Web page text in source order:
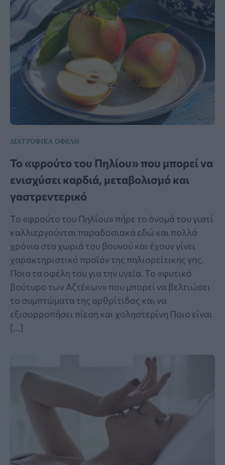
ΔΙΑΤΡΟΦΙΚΑ ΟΦΕΛΗ
Το «φρούτο του Πηλίου» που μπορεί να
ενισχύσει καρδιά, μεταβολισμό και
γαστρεντερικό
Το «φρούτο του Πηλίου» πήρε το όνομά του γιατί
καλλιεργούνται παραδοσιακά εδώ και πολλά
χρόνια στα χωριά του βουνού και έχουν γίνει
χαρακτηριστικό προϊόν της πηλιορείτικης γης.
Ποια τα οφέλη του για την υγεία. Το «φυτικό
βούτυρο των Αζτέκων» που μπορεί να βελτιώσει
τα συμπτώματα της αρθρίτιδας και να
εξισορροπήσει πίεση και χοληστερίνη Ποιο είναι
[…]